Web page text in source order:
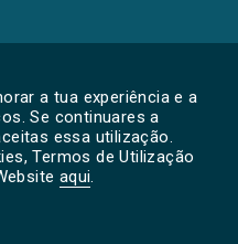
a tua experiência e a
Se continuares a
essa utilização.
Termos de Utilização
aqui.